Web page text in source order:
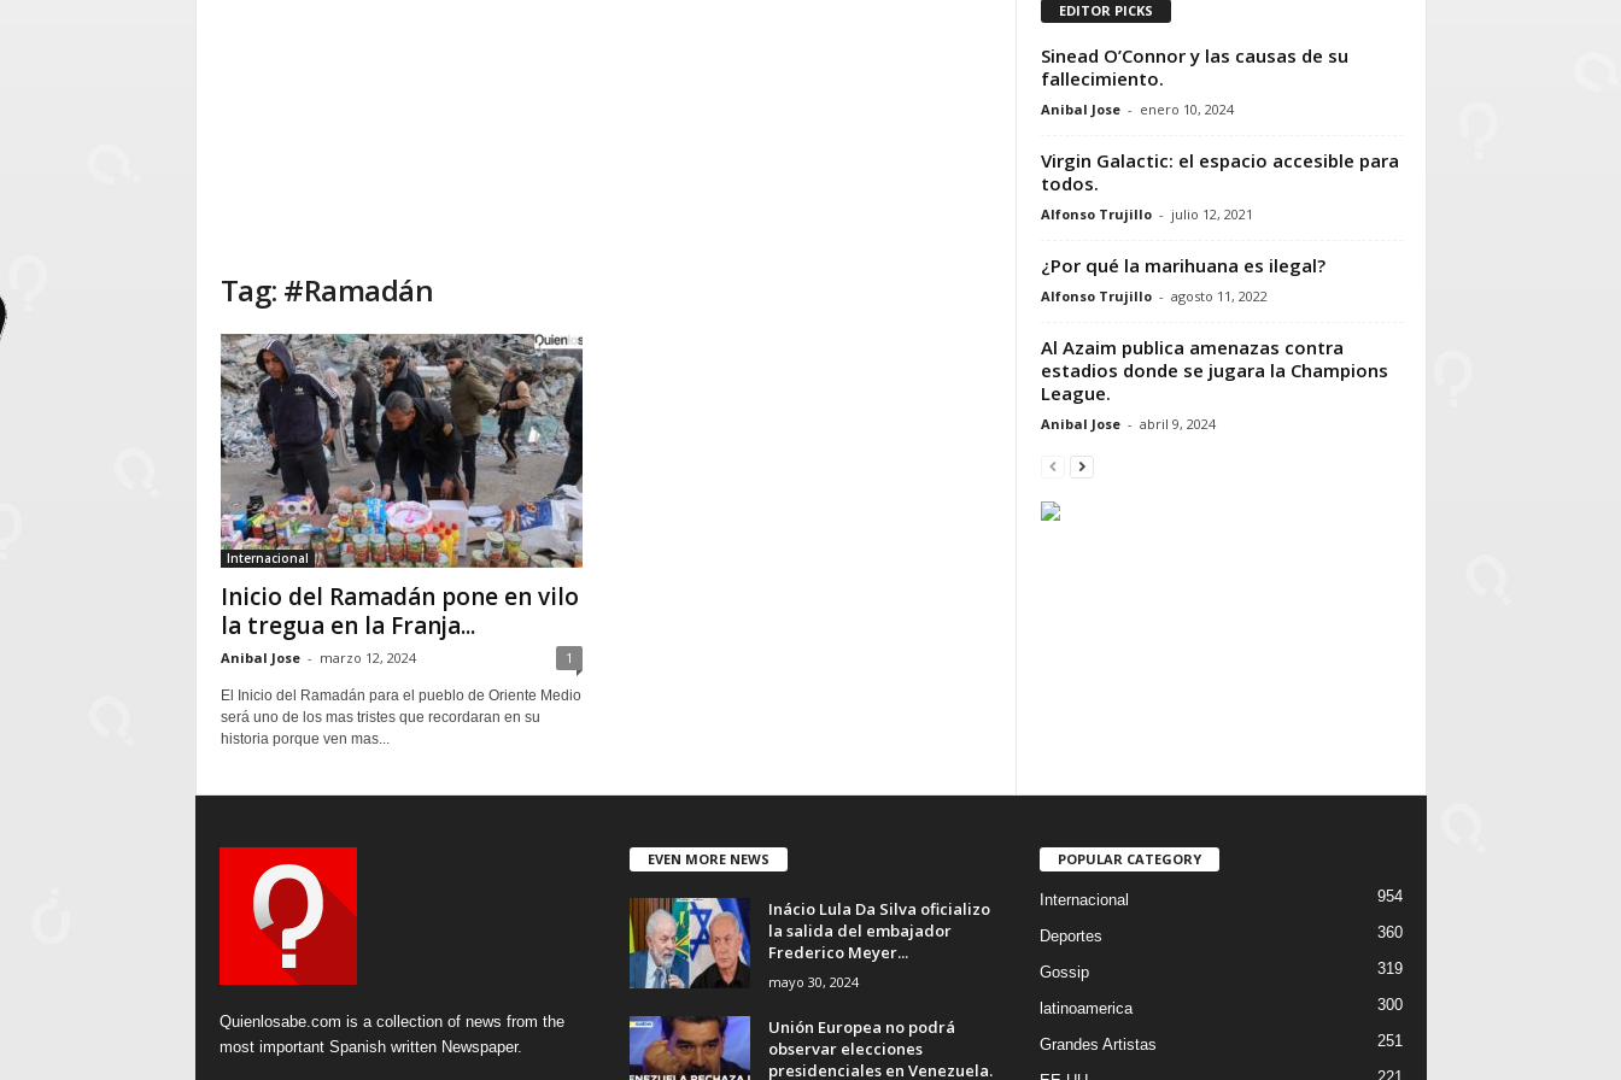
Tag: #Ramadán
Internacional
Inicio del Ramadán pone en vilo
la tregua en la Franja...
Anibal Jose - marzo 12, 2024 1
El Inicio del Ramadán para el pueblo de Oriente Medio
será uno de los mas tristes que recordaran en su
historia porque ven mas...
EDITOR PICKS
Sinead O’Connor y las causas de su
fallecimiento.
Anibal Jose - enero 10, 2024
Virgin Galactic: el espacio accesible para
todos.
Alfonso Trujillo - julio 12, 2021
¿Por qué la marihuana es ilegal?
Alfonso Trujillo - agosto 11, 2022
Al Azaim publica amenazas contra
estadios donde se jugara la Champions
League.
Anibal Jose - abril 9, 2024
Quienlosabe.com is a collection of news from the
most important Spanish written Newspaper.
EVEN MORE NEWS
Inácio Lula Da Silva oficializo
la salida del embajador
Frederico Meyer...
mayo 30, 2024
Unión Europea no podrá
observar elecciones
presidenciales en Venezuela.
POPULAR CATEGORY
Internacional 954
Deportes 360
Gossip 319
latinoamerica 300
Grandes Artistas 251